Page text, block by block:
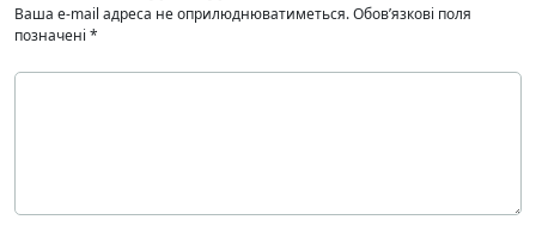
Ваша e-mail адреса не оприлюднюватиметься.Обов’язкові поля
позначені *